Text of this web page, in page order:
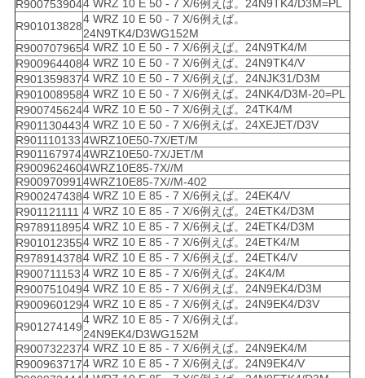
R9007539044 WRZ 10 E 50 - 7 X/6例えば。24N9TK4/D3M=PL
R901013828
4 WRZ 10 E 50 - 7 X/6例えば。
24N9TK4/D3WG152M
R9007079654 WRZ 10 E 50 - 7 X/6例えば。24N9TK4/M
R9009644084 WRZ 10 E 50 - 7 X/6例えば。24N9TK4/V
R9013598374 WRZ 10 E 50 - 7 X/6例えば。24NJK31/D3M
R9010089584 WRZ 10 E 50 - 7 X/6例えば。24NK4/D3M-20=PL
R9007456244 WRZ 10 E 50 - 7 X/6例えば。24TK4/M
R9011304434 WRZ 10 E 50 - 7 X/6例えば。24XEJET/D3V
R901110133 4WRZ10E50-7X/ET/M
R9011679744WRZ10E50-7X/JET/M
R9009624604WRZ10E85-7X//M
R900970991 4WRZ10E85-7X//M-402
R9002474384 WRZ 10 E 85 - 7 X/6例えば。24EK4/V
R901121111 4 WRZ 10 E 85 - 7 X/6例えば。24ETK4/D3M
R9789118954 WRZ 10 E 85 - 7 X/6例えば。24ETK4/D3M
R9010123554 WRZ 10 E 85 - 7 X/6例えば。24ETK4/M
R9789143784 WRZ 10 E 85 - 7 X/6例えば。24ETK4/V
R900711153 4 WRZ 10 E 85 - 7 X/6例えば。24K4/M
R9007510494 WRZ 10 E 85 - 7 X/6例えば。24N9EK4/D3M
R9009601294 WRZ 10 E 85 - 7 X/6例えば。24N9EK4/D3V
R901274149
4 WRZ 10 E 85 - 7 X/6例えば。
24N9EK4/D3WG152M
R9007322374 WRZ 10 E 85 - 7 X/6例えば。24N9EK4/M
R9009637174 WRZ 10 E 85 - 7 X/6例えば。24N9EK4/V